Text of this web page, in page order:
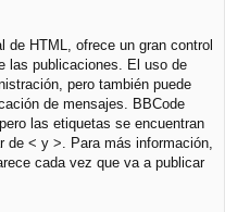
de HTML, ofrece un gran control
las publicaciones. El uso de
pero también puede
de mensajes. BBCode
las etiquetas se encuentran
de < y >. Para más información,
cada vez que va a publicar